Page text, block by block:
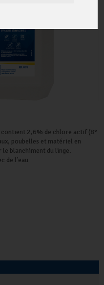
contient 2,6% de chlore actif (8°
poubelles et matériel en
blanchiment du linge.
de l’eau